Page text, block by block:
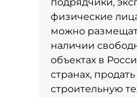
физические
можно
наличии
объектах в
странах,
строительную